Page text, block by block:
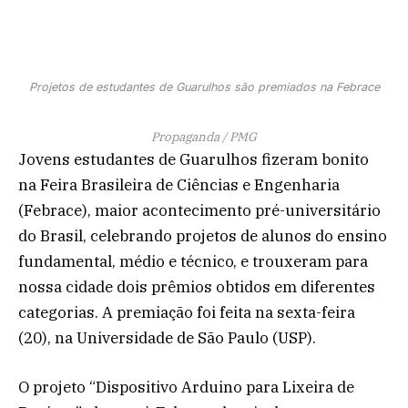
Projetos de estudantes de Guarulhos são premiados na Febrace
Propaganda / PMG
Jovens estudantes de Guarulhos fizeram bonito
na Feira Brasileira de Ciências e Engenharia
(Febrace), maior acontecimento pré-universitário
do Brasil, celebrando projetos de alunos do ensino
fundamental, médio e técnico, e trouxeram para
nossa cidade dois prêmios obtidos em diferentes
categorias. A premiação foi feita na sexta-feira
(20), na Universidade de São Paulo (USP).
O projeto “Dispositivo Arduino para Lixeira de